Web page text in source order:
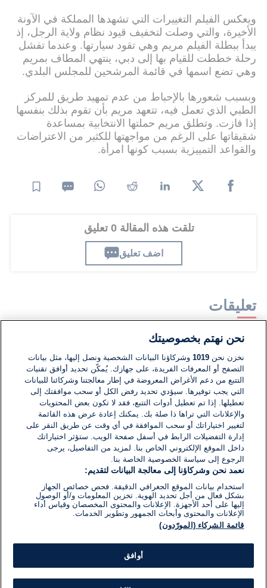
ويعكس الفيلم التغييرات التي تشهدها المملكة في الآونة
الأخيرة، والتي وصلت لتخفيف قيود نظام ولاية الرجل، إذ
يبدأ ببطلة الفيلم مريم وهي تقود سيارتها. وعندما تفشل
رحلة خططت للقيام بها إلى دبي، ينتهي المطاف بمريم
وهي تضع اسمها في قائمة المرشحين للمجلس البلدي.
وبسبب شعورها بالإحباط من عدم تمهيد طريق للمركز
الطبي الذي تعمل فيه، تتعهد مريم بأن تقوم بذلك بنفسها
إذا فازت. وتطلق مريم حملتها الانتخابية بمساعدة
شقيقاتها على الرغم من مواجهتها للكثير من الاعتراضات
والقواعد التمييزية بسبب كونها امرأة.
تلقت هذه المقالة 0 تعليق
اضف تعليق
تعليقات
لا توجد تعليقات مكتوبة حتى الآن. كن الأول!
اكتب تعليقًا جديدًا ...
نحن نهتم بخصوصيتك
نخزن نحن1019 وشركاؤنا البيانات الشخصية ونصل إليها، مثل بيانات
التصفح أو المعرفات الفريدة، على جهازك. يُمكّن تحديد أوافق تقنيات
التتبع من دعم الأغراض المعروضة في إطار معالجتنا وشركائنا للبيانات
التي يجب توفيرها. سيؤدي تحديد رفض الكل أو سحب موافقتك إلى
تعطيلها. إذا تم تعطيل أدوات التتبع، فقد لا تكون بعض المحتويات
والإعلانات التي تراها ذا صلة بك. يمكنك إعادة عرض هذه القائمة
لتغيير اختياراتك أو سحب الموافقة في أي وقت عن طريق النقر على
إدارة التفضيلات الرابط في أسفل صفحة الويب. ستؤثر اختياراتك
داخل الموقع الإلكتروني الخاص بنا. لمزيد من التفاصيل، يرجى
الرجوع إلى سياسة الخصوصية الخاصة بنا.
نعمد نحن وشركاؤنا إلى معالجة البيانات لتقديم:
استخدام بيانات الموقع الجغرافي الدقيقة. فحص خصائص الجهاز
بشكل فعال من أجل تحديد الهوية. تخزين المعلومات و/أو الوصول
إليها على أحد الأجهزة. الإعلانات والمحتوى المخصصان وقياس أداء
الإعلانات والمحتوى وأبحاث الجمهور وتطوير الخدمات.
قائمة الشركاء (المورّدون)
أوافق